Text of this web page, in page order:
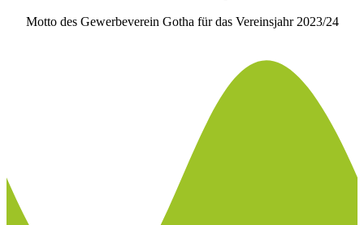
Motto des Gewerbeverein Gotha für das Vereinsjahr 2023/24